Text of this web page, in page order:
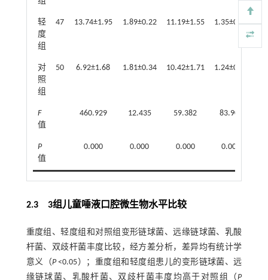
轻
度
组
47 13.74±1.95 1.89±0.22 11.19±1.55 1.35±0.20
对
照
组
50 6.92±1.68 1.81±0.34 10.42±1.71 1.24±0.41
F
值
460.929 12.435 59.382 83.909
P
值
0.000 0.000 0.000 0.000
2.3 3组儿童唾液口腔微生物水平比较
重度组、轻度组和对照组变形链球菌、远缘链球菌、乳酸
杆菌、双歧杆菌丰度比较，经方差分析，差异均有统计学
意义（P<0.05）；重度组和轻度组患儿的变形链球菌、远
缘链球菌、乳酸杆菌、双歧杆菌丰度均高于对照组（P